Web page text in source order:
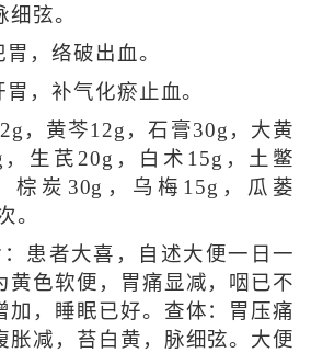
弦。
，络破出血。
，补气化瘀止血。
，黄芩12g，石膏30g，大黄
，生芪20g，白术15g，土鳖
棕炭30g，乌梅15g，瓜蒌
。
患者大喜，自述大便一日一
黄色软便，胃痛显减，咽已不
加，睡眠已好。查体：胃压痛
胀减，苔白黄，脉细弦。大便